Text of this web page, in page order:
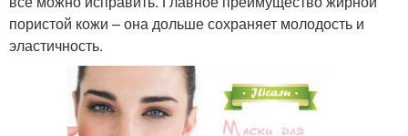
пористой кожи – она дольше сохраняет молодость и
эластичность.